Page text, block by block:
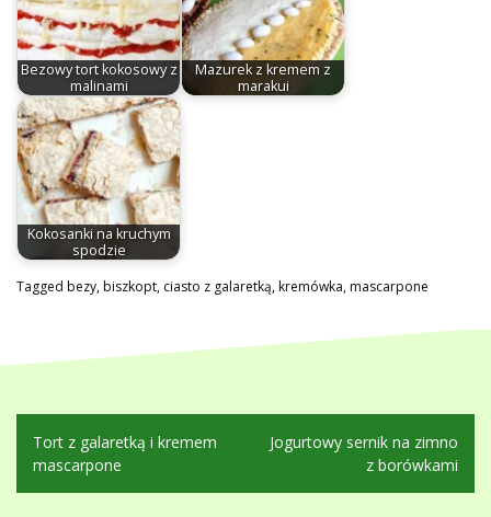
Bezowy tort kokosowy z
malinami
Mazurek z kremem z
marakui
Kokosanki na kruchym
spodzie
Tagged bezy,biszkopt, ciasto z galaretką,kremówka,mascarpone
Nawigacja
wpisu
Tort z galaretką i kremem
mascarpone
Jogurtowy sernik na zimno
z borówkami